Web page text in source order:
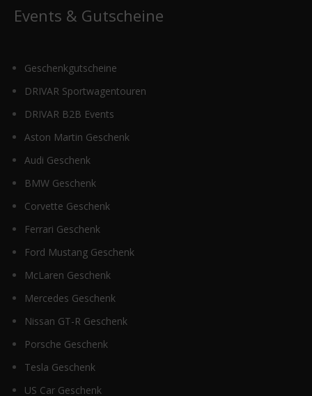
Events & Gutscheine
Geschenkgutscheine
DRIVAR Sportwagentouren
DRIVAR B2B Events
Aston Martin Geschenk
Audi Geschenk
BMW Geschenk
Corvette Geschenk
Ferrari Geschenk
Ford Mustang Geschenk
McLaren Geschenk
Mercedes Geschenk
Nissan GT-R Geschenk
Porsche Geschenk
Tesla Geschenk
US Car Geschenk